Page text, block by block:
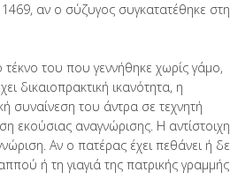
αν ο σύζυγος συγκατατέθηκε
του που γεννήθηκε χωρίς γάμο,
δικαιοπρακτική ικανότητα, η
συναίνεση του άντρα σε τεχνητή
εκούσιας αναγνώρισης. Η αντίστοιχη
Αν ο πατέρας έχει πεθάνει ή
ή τη γιαγιά της πατρικής